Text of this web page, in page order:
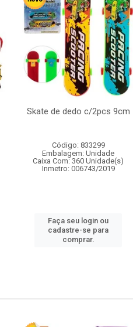
Skate de dedo c/2pcs 9cm
Código: 833299
Embalagem: Unidade
Caixa Com: 360 Unidade(s)
Inmetro: 006743/2019
Faça seu login ou
cadastre-se para
comprar.